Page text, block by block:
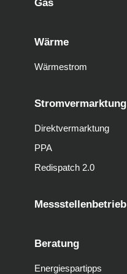
Gas
Wärme
Wärmestrom
Stromvermarktung
Direktvermarktung
PPA
Redispatch 2.0
Messstellenbetrieb
Beratung
Energiespartipps